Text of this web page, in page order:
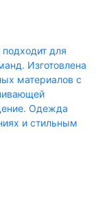
для
Изготовлена
материалов с
Одежда
и стильным